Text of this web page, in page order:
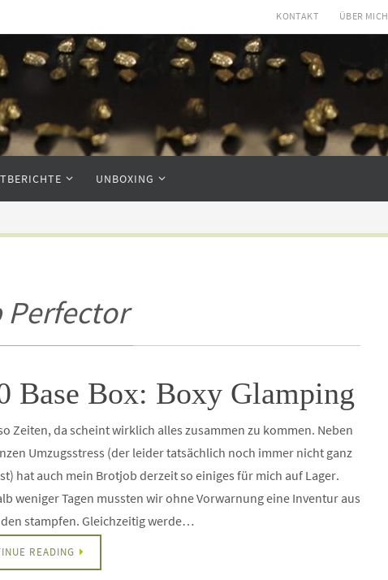
KONTAKT ÜBER MICH
UNBOXING
Perfector
Base Box: Boxy Glamping
Zeiten, da scheint wirklich alles zusammen zu kommen. Neben
Umzugsstress (der leider tatsächlich noch immer nicht ganz
hat auch mein Brotjob derzeit so einiges für mich auf Lager.
weniger Tagen mussten wir ohne Vorwarnung eine Inventur aus
stampfen. Gleichzeitig werde…
READING